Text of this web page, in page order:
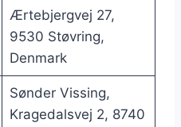
Ærtebjergvej 27,
9530 Støvring,
Denmark
Sønder Vissing,
Kragedalsvej 2, 8740